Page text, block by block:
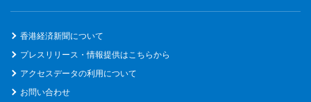
香港経済新聞について
プレスリリース・情報提供はこちらから
アクセスデータの利用について
お問い合わせ